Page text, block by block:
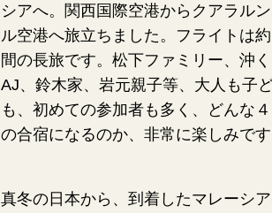
シアへ。関西国際空港からクアラル
ル空港へ旅立ちました。フライトは
間の長旅です。松下ファミリー、沖く
AJ、鈴木家、岩元親子等、大人も子
も、 初めての参加者も多く、どんな
の合宿になるのか、非常に楽しみです
真冬の日本から、到着したマレーシ